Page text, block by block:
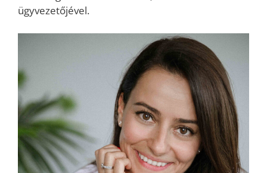
ügyvezetőjével.